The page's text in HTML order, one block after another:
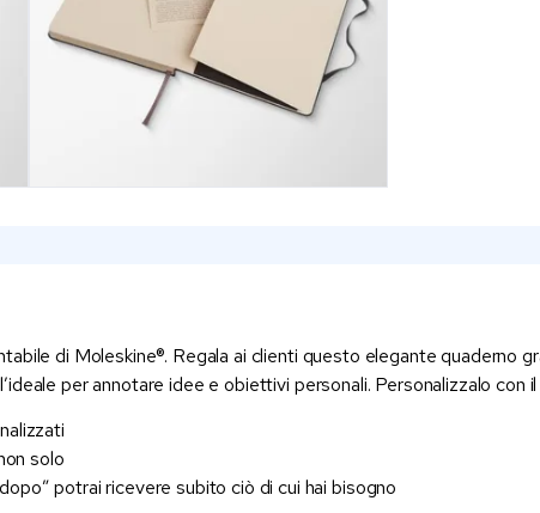
di Moleskine®. Regala ai clienti questo elegante quaderno
per annotare idee e obiettivi personali. Personalizzalo
solo
potrai ricevere subito ciò di cui hai bisogno